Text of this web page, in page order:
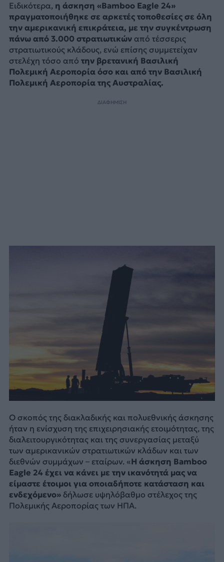
Ειδικότερα,η άσκηση «Bamboo Eagle 24»
πραγματοποιήθηκε σε αρκετές τοποθεσίες σε όλη
την αμερικανική επικράτεια, με την συγκέντρωση
πάνω από 3.000 στρατιωτικώναπό τέσσερις
στρατιωτικούς κλάδους, ενώ επίσης συμμετείχαν
στελέχη τόσο από την βρετανική Βασιλική
Πολεμική Αεροπορία όσο και από την Βασιλική
Πολεμική Αεροπορία της Αυστραλίας.
ΔΙΑΦΗΜΙΣΗ
Ο σκοπός της διακλαδικής και πολυεθνικής άσκησης
ήταν η ενίσχυση της επιχειρησιακής ετοιμότητας, της
διαλειτουργικότητας και της συνεργασίας μεταξύ
των αμερικανικών στρατιωτικών κλάδων και των
διεθνών συμμάχων – εταίρων. «Η άσκηση Bamboo
Eagle 24 έχει να κάνει με την ικανότητά μας να
είμαστε έτοιμοι για οποιαδήποτε κατάσταση και
ενδεχόμενο»δήλωσε υψηλόβαθμο στέλεχος της
Πολεμικής Αεροπορίας των ΗΠΑ.